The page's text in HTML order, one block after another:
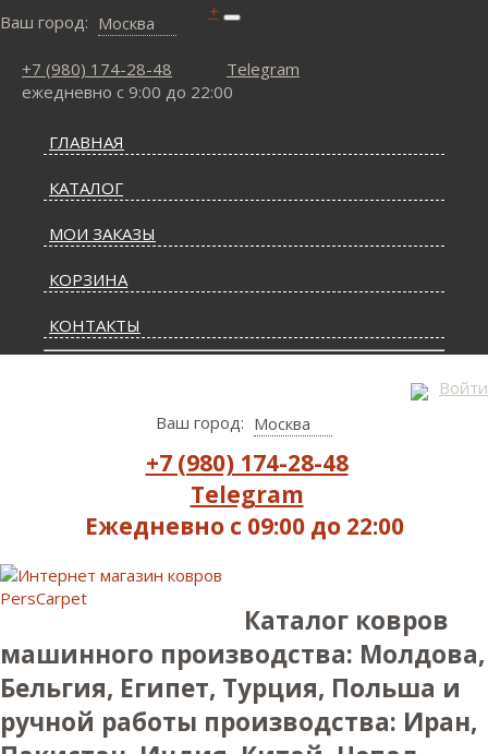
Ваш город: Москва
+7 (980) 174-28-48
Telegram
ежедневно с 9:00 до 22:00
+
ГЛАВНАЯ
КАТАЛОГ
МОИ ЗАКАЗЫ
КОРЗИНА
КОНТАКТЫ
ДОСТАВКА И ОПЛАТА
Войти
Ваш город: Москва
+7 (980) 174-28-48
Telegram
Ежедневно с 09:00 до 22:00
Каталог ковров
машинного производства: Молдова,
Бельгия, Египет, Турция, Польша и
ручной работы производства: Иран,